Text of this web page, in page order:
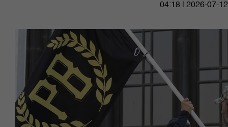
04:18 | 2026-07-12